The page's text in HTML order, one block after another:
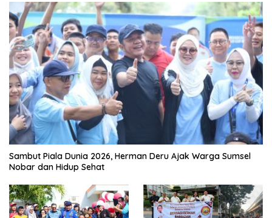
Sambut Piala Dunia 2026, Herman Deru Ajak Warga Sumsel
Nobar dan Hidup Sehat